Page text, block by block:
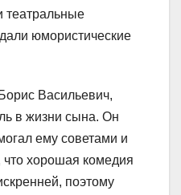
юмористические
Васильевич,
в жизни сына. Он
ему советами и
что хорошая комедия
поэтому